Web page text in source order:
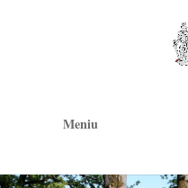
Meniu